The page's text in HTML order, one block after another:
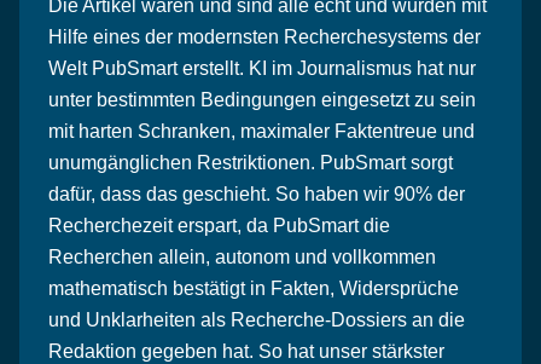
Die Artikel waren und sind alle echt und wurden mit
Hilfe eines der modernsten Recherchesystems der
Welt PubSmart erstellt. KI im Journalismus hat nur
unter bestimmten Bedingungen eingesetzt zu sein
mit harten Schranken, maximaler Faktentreue und
unumgänglichen Restriktionen. PubSmart sorgt
dafür, dass das geschieht. So haben wir 90% der
Recherchezeit erspart, da PubSmart die
Recherchen allein, autonom und vollkommen
mathematisch bestätigt in Fakten, Widersprüche
und Unklarheiten als Recherche-Dossiers an die
Redaktion gegeben hat. So hat unser stärkster